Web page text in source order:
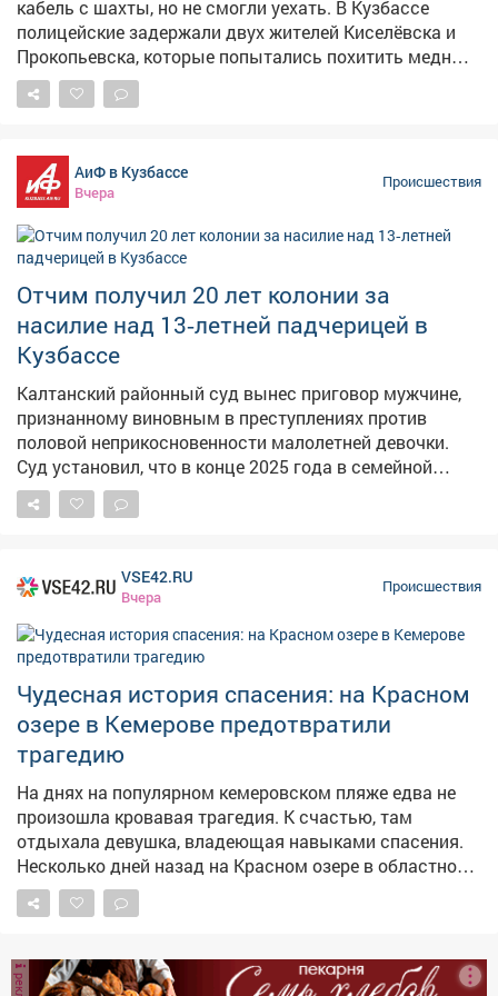
государству составил бы более 480 тысяч рублей.
Уголовное дело передано в суд для рассмотрения.
Фото: ru.freepik.com
кабель с шахты, но не смогли уехать. В Кузбассе
полицейские задержали двух жителей Киселёвска и
Прокопьевска, которые попытались похитить медный
кабель с территории угледобывающего предприятия.
Как сообщает ГУ МВД по Кузбассу, сигнал о
заметила двоих неизвестных, которые пытались
украсть кабель длиной более 130 метров. По версии
следствия, злоумышленники отсоединили кабель с
экскаватора, погрузили его в УАЗ, но не смогли уехать.
У них кончился бензин, а потом загорелась машина –
Сумма ущерба превысила 370 тысяч рублей.
Полицейские установили личности подозреваемых –
это 25-летний житель Прокопьевска и 33-летний
киселёвчанин. В отношении них возбуждено уголовное
дело о покушении на кражу в крупном размере.
Максимальное наказание – до шести лет лишения
свободы.
АиФ в Кузбассе
Вчера
Происшествия
Отчим получил 20 лет колонии за
насилие над 13‑летней падчерицей в
Кузбассе
Калтанский районный суд вынес приговор мужчине,
признанному виновным в преступлениях против
половой неприкосновенности малолетней девочки.
Суд установил, что в конце 2025 года в семейной
квартире мужчина, будучи в состоянии алкогольного
опьянения, надругался над своей 13‑летней
тяжесть преступлений, их высокую общественную
опасность и то, что жертвой стал
несовершеннолетний, суд признал подсудимого
виновным. Мужчине назначили 20 лет лишения
свободы - отбывать наказание он будет в
исправительной колонии строгого режима.
Дополнительно суд установил ограничение свободы
сроком на 1 год и 3 месяца. Фото: Изображение
создано с помощью приложения Шедеврум
VSE42.RU
Вчера
Происшествия
Чудесная история спасения: на Красном
озере в Кемерове предотвратили
трагедию
На днях на популярном кемеровском пляже едва не
произошла кровавая трагедия. К счастью, там
отдыхала девушка, владеющая навыками спасения.
Несколько дней назад на Красном озере в областном
центре отдыхавшая женщина оказалась в
смертельной опасности: внезапно началось жуткое
секунды. Отдыхавшая на берегу медработница
бросилась на спасение. – Медицинский работник